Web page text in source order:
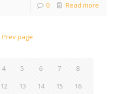
0 Read more
Prev page
4 5 6 7
8
12 13 14 15
16